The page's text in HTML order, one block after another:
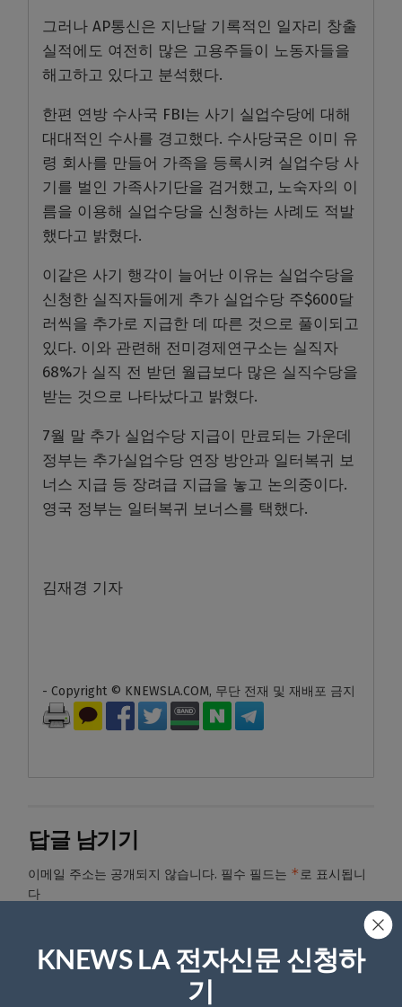
그러나 AP통신은 지난달 기록적인 일자리 창출
실적에도 여전히 많은 고용주들이 노동자들을
해고하고 있다고 분석했다.
한편 연방 수사국 FBI는 사기 실업수당에 대해
대대적인 수사를 경고했다. 수사당국은 이미 유
령 회사를 만들어 가족을 등록시켜 실업수당 사
기를 벌인 가족사기단을 검거했고, 노숙자의 이
름을 이용해 실업수당을 신청하는 사례도 적발
했다고 밝혔다.
이같은 사기 행각이 늘어난 이유는 실업수당을
신청한 실직자들에게 추가 실업수당 주$600달
러씩을 추가로 지급한 데 따른 것으로 풀이되고
있다. 이와 관련해 전미경제연구소는 실직자
68%가 실직 전 받던 월급보다 많은 실직수당을
받는 것으로 나타났다고 밝혔다.
7월 말 추가 실업수당 지급이 만료되는 가운데
정부는 추가실업수당 연장 방안과 일터복귀 보
너스 지급 등 장려급 지급을 놓고 논의중이다.
영국 정부는 일터복귀 보너스를 택했다.
김재경 기자
- Copyright © KNEWSLA.COM, 무단 전재 및 재배포 금지
답글 남기기
이메일 주소는 공개되지 않습니다. 필수 필드는 *로 표시됩니
다
KNEWS LA 전자신문 신청하
기